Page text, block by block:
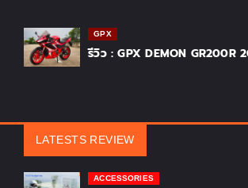
GPX
รีวิว : GPX DEMON GR200R
LATESTS REVIEW
ACCESSORIES